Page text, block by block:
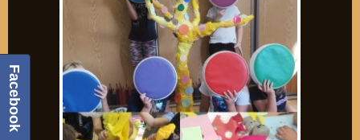
Facebook